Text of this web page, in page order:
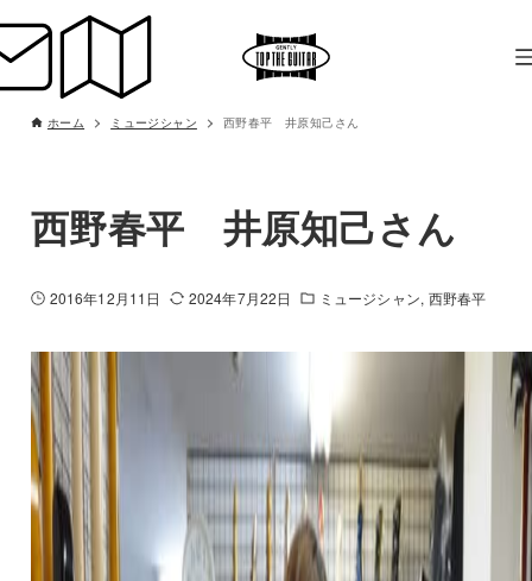
ホーム ミュージシャン 西野春平 井原知己さん
西野春平 井原知己さん
2016年12月11日 2024年7月22日 ミュージシャン 西野春平